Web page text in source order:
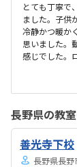
とても丁寧で
ました。子供
冷静かつ暖か
思いました。
感じでした。
などです。
るなという
輪スペースも
としているの
で、割高かな
と、動画を見
なと思います
長野県の教
善光寺下校
長野県長